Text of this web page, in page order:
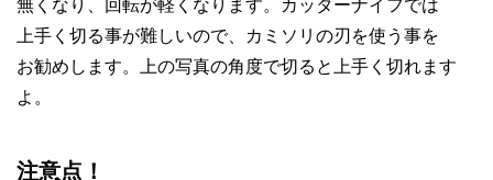
無くなり、回転が軽くなります。カッターナイフでは
上手く切る事が難しいので、カミソリの刃を使う事を
お勧めします。上の写真の角度で切ると上手く切れます
よ。
注意点！